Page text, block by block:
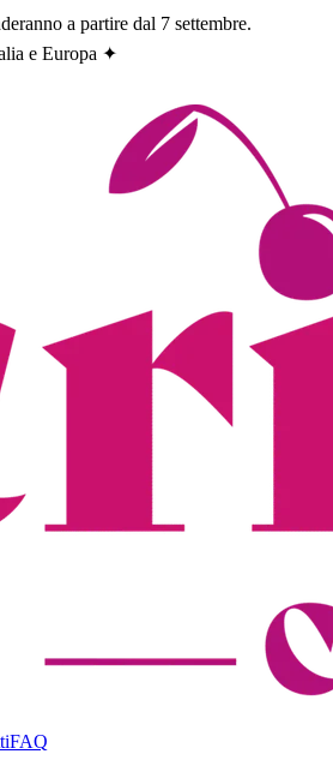
a partire dal 7 settembre.
e Europa ✦
FAQ